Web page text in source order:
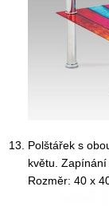
Polštářek s
květu. Zapínání
Rozměr: 40 x